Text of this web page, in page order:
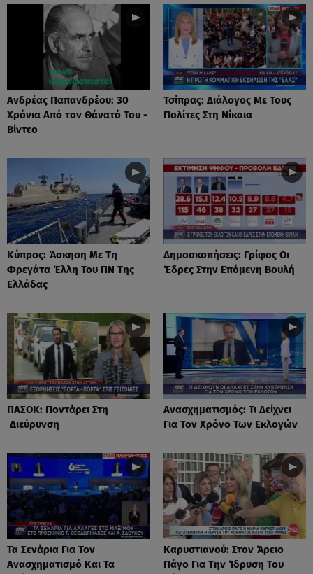
Ανδρέας Παπανδρέου: 30
Χρόνια Από τον Θάνατό Του -
Βίντεο
Τσίπρας: Διάλογος Με Τους
Πολίτες Στη Νίκαια
Κύπρος: Άσκηση Με Τη
Φρεγάτα Έλλη Του ΠΝ Της
Ελλάδας
Δημοσκοπήσεις: Γρίφος Οι
Έδρες Στην Επόμενη Βουλή
ΠΑΣΟΚ: Ποντάρει Στη
Διεύρυνση
Ανασχηματισμός: Τι Δείχνει
Για Τον Χρόνο Των Εκλογών
Τα Σενάρια Για Τον
Ανασχηματισμό Και Τα
Καρυστιανού: Στον Άρειο
Πάγο Για Την Ίδρυση Του